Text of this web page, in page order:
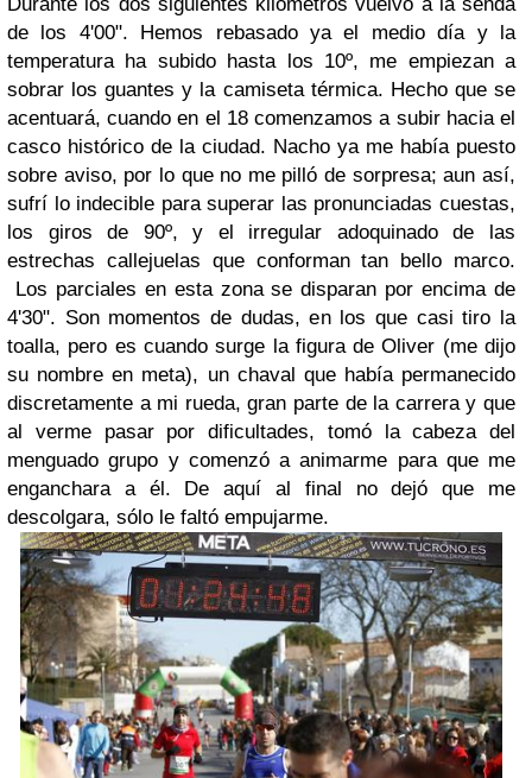
de los 4'00". Hemos rebasado ya el medio día y la
temperatura ha subido hasta los 10º, me empiezan a
sobrar los guantes y la camiseta térmica. Hecho que se
acentuará, cuando en el 18 comenzamos a subir hacia el
casco histórico de la ciudad. Nacho ya me había puesto
sobre aviso, por lo que no me pilló de sorpresa; aun así,
sufrí lo indecible para superar las pronunciadas cuestas,
los giros de 90º, y el irregular adoquinado de las
estrechas callejuelas que conforman tan bello marco.
Los parciales en esta zona se disparan por encima de
4'30". Son momentos de dudas, en los que casi tiro la
toalla, pero es cuando surge la figura de Oliver (me dijo
su nombre en meta), un chaval que había permanecido
discretamente a mi rueda, gran parte de la carrera y que
al verme pasar por dificultades, tomó la cabeza del
menguado grupo y comenzó a animarme para que me
enganchara a él. De aquí al final no dejó que me
descolgara, sólo le faltó empujarme.